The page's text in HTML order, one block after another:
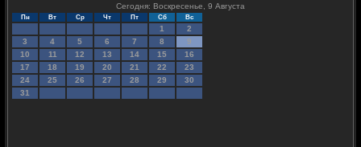
Сегодня: Воскресенье, 9 Августа
Пн Вт Ср Чт Пт Сб Вс
1
2
3
4 5 6 7 8
9
10
11 12 13 14 15
16
17
18 19 20 21 22
23
24
25 26 27 28 29
30
31